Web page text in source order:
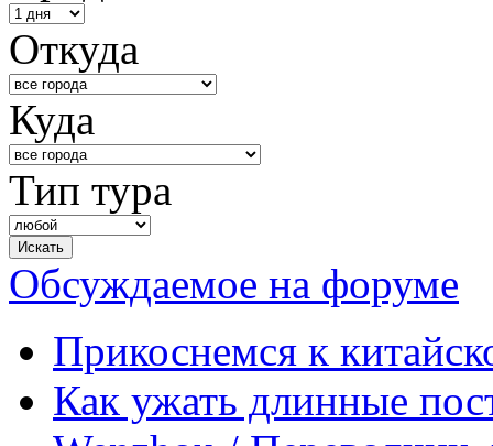
Откуда
Куда
Тип тура
Обсуждаемое на форуме
Прикоснемся к
Как ужать длинные